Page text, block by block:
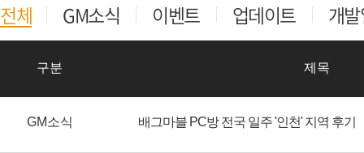
전체 GM소식 이벤트 업데이트 개
구분 제목
GM소식 배그마블 PC방 전국 일주 '인천' 지역 후기